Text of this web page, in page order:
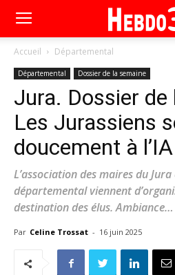
Accueil Départemental
Départemental Dossier de la semaine
Jura. Dossier de
Les Jurassiens
doucement à l’IA
L’association des maires du
départemental viennent
destination des élus. Ambiance…
Par Celine Trossat - 16 juin 2025